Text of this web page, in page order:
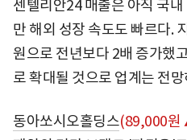
센텔리안24 매출은 아직 국
만 해외 성장 속도도 빠르다.
원으로 전년보다 2배 증가했
로 확대될 것으로 업계는 전
동아쏘시오홀딩스(89,000원